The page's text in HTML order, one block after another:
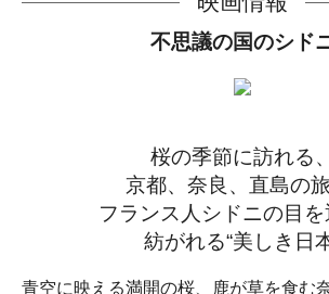
不思議の国のシド
桜の季節に訪れる、
京都、奈良、直島の
フランス人シドニの目を
紡がれる“美しき日
青空に映える満開の桜、鹿が草を食む